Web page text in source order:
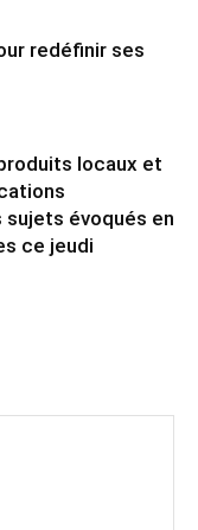
redéfinir ses
locaux et
évoqués en
ce jeudi